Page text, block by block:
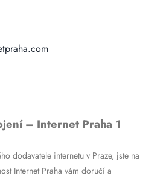
– Internet Praha 1
dodavatele internetu v Praze, jste na
Internet Praha vám doručí a